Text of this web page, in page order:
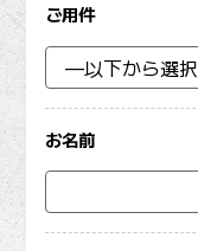
ご用件
お名前